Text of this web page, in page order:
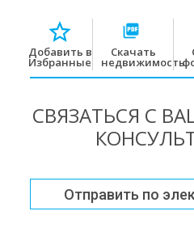
Добавить в
Избранные
Скачать
недвижимость
СВЯЗАТЬСЯ С
Отправить по